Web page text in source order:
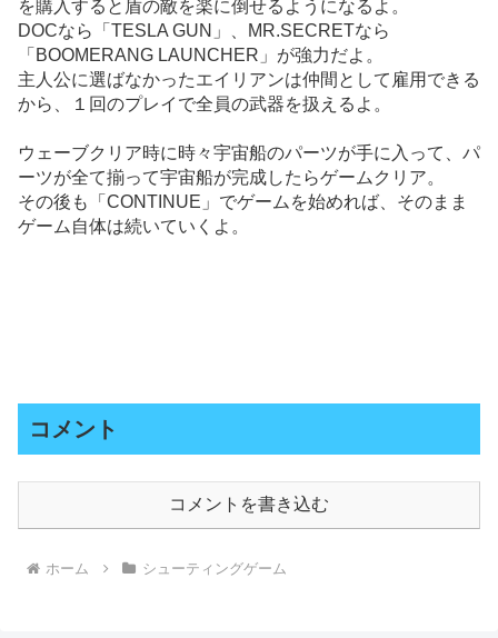
を購入すると盾の敵を楽に倒せるようになるよ。
DOCなら「TESLA GUN」、MR.SECRETなら
「BOOMERANG LAUNCHER」が強力だよ。
主人公に選ばなかったエイリアンは仲間として雇用できる
から、１回のプレイで全員の武器を扱えるよ。
ウェーブクリア時に時々宇宙船のパーツが手に入って、パ
ーツが全て揃って宇宙船が完成したらゲームクリア。
その後も「CONTINUE」でゲームを始めれば、そのまま
ゲーム自体は続いていくよ。
コメント
コメントを書き込む
ホーム シューティングゲーム